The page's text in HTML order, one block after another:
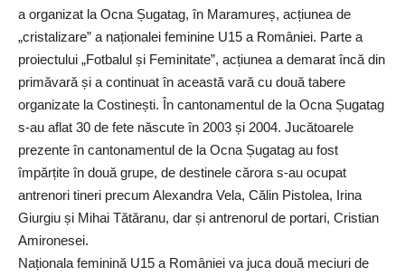
a organizat la Ocna Șugatag, în Maramureș, acțiunea de
„cristalizare” a naționalei feminine U15 a României. Parte a
proiectului „Fotbalul și Feminitate”, acțiunea a demarat încă din
primăvară și a continuat în această vară cu două tabere
organizate la Costinești. În cantonamentul de la Ocna Șugatag
s-au aflat 30 de fete născute în 2003 și 2004. Jucătoarele
prezente în cantonamentul de la Ocna Șugatag au fost
împărțite în două grupe, de destinele cărora s-au ocupat
antrenori tineri precum Alexandra Vela, Călin Pistolea, Irina
Giurgiu și Mihai Tătăranu, dar și antrenorul de portari, Cristian
Amironesei.
Naționala feminină U15 a României va juca două meciuri de